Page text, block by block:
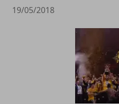
19/05/2018